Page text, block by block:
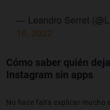
— Leandro Serret
10, 2022
Cómo saber quién
Instagram sin apps
No hace falta explicar mucho